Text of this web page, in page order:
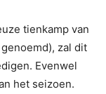
tienkamp van
zal dit
Evenwel
het seizoen.